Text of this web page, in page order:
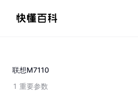
联想M7110
1 重要参数